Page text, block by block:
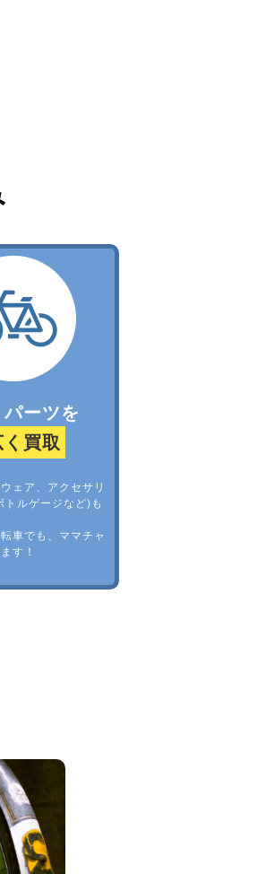
ーツを
買取
ェア、アクセサリ
トルゲージなど)も
車でも、ママチャ
す！